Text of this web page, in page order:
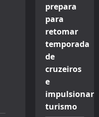
prepara
para
retomar
temporada
de
cruzeiros
e
impulsionar
turismo